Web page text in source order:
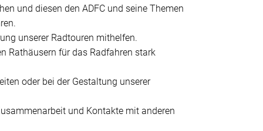
und diesen den ADFC und seine Themen
unserer Radtouren mithelfen.
Rathäusern für das Radfahren stark
oder bei der Gestaltung unserer
und Kontakte mit anderen